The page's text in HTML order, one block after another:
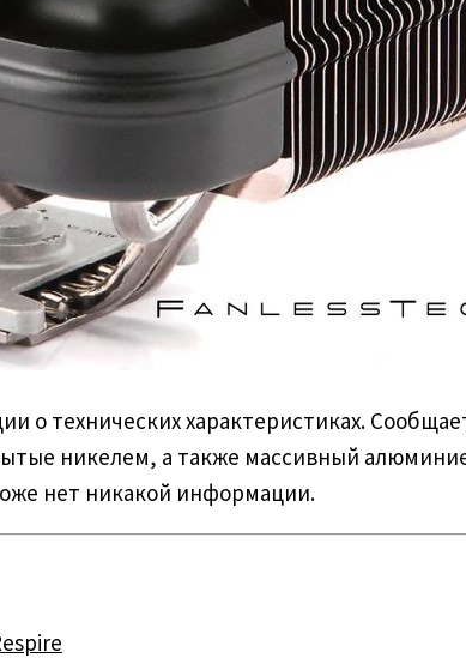
технических характеристиках.
никелем, а также массивный
нет никакой информации.